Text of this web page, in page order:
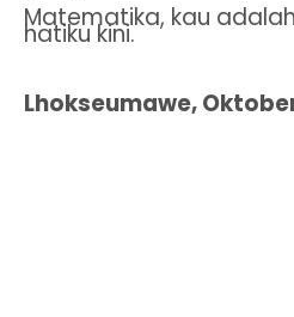
Matematika, kau
hatiku kini.
Lhokseumawe,